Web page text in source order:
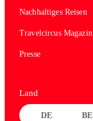
Nachhaltiges Reisen
Travelcircus Magazin
Presse
Land
DE BE